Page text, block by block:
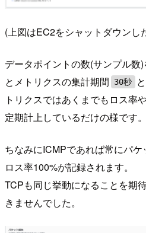
(上図はEC2をシャットダウンし
データポイントの数(サンプル数
とメトリクスの集計期間 30秒
トリクスではあくまでもロス率
定期計上しているだけの様です。
ちなみにICMPであれば常にパ
ロス率100%が記録されます。
TCPも同じ挙動になることを期
きませんでした。